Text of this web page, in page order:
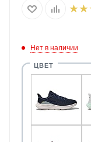
Нет в наличии